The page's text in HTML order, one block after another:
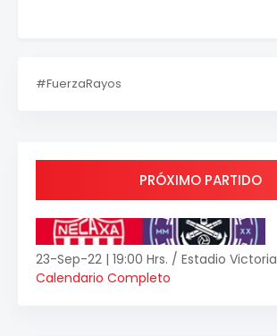
#FuerzaRayos
PRÓXIMO PARTIDO
23-Sep-22 | 19:00 Hrs. / Estadio Victoria
Calendario Completo